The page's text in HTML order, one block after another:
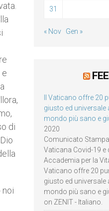
e
di
noi
31
« Nov Gen »
Il Vaticano offre 20
giusto ed universale
mondo più sano e
2020
Comunicato
Vaticana Covid-19 e
Accademia per la
Vaticano offre 20
giusto ed universale
mondo più sano e
on ZENIT - Italiano.